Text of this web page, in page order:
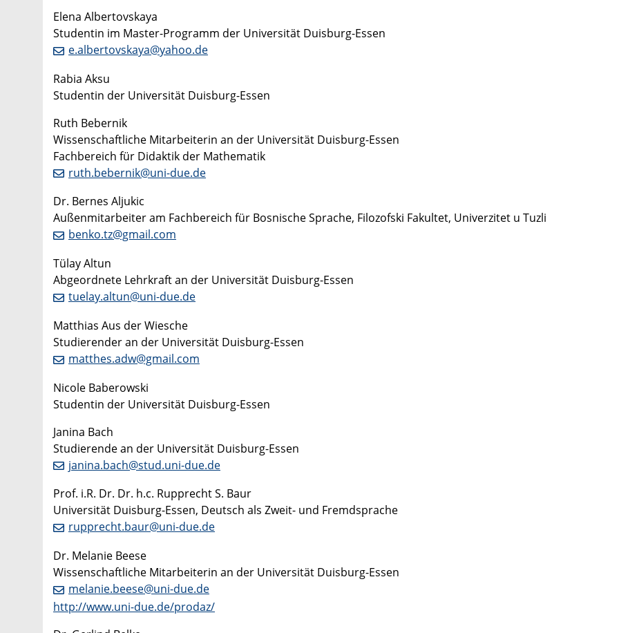
Elena Albertovskaya
Studentin im Master-Programm der Universität Duisburg-Essen
e.albertovskaya@yahoo.de
Rabia Aksu
Studentin der Universität Duisburg-Essen
Ruth Bebernik
Wissenschaftliche Mitarbeiterin an der Universität Duisburg-Essen
Fachbereich für Didaktik der Mathematik
ruth.bebernik@uni-due.de
Dr. Bernes Aljukic
Außenmitarbeiter am Fachbereich für Bosnische Sprache, Filozofski Fakultet, Univerzitet u Tuzli
benko.tz@gmail.com
Tülay Altun
Abgeordnete Lehrkraft an der Universität Duisburg-Essen
tuelay.altun@uni-due.de
Matthias Aus der Wiesche
Studierender an der Universität Duisburg-Essen
matthes.adw@gmail.com
Nicole Baberowski
Studentin der Universität Duisburg-Essen
Janina Bach
Studierende an der Universität Duisburg-Essen
janina.bach@stud.uni-due.de
Prof. i.R. Dr. Dr. h.c. Rupprecht S. Baur
Universität Duisburg-Essen, Deutsch als Zweit- und Fremdsprache
rupprecht.baur@uni-due.de
Dr. Melanie Beese
Wissenschaftliche Mitarbeiterin an der Universität Duisburg-Essen
melanie.beese@uni-due.de
http://www.uni-due.de/prodaz/